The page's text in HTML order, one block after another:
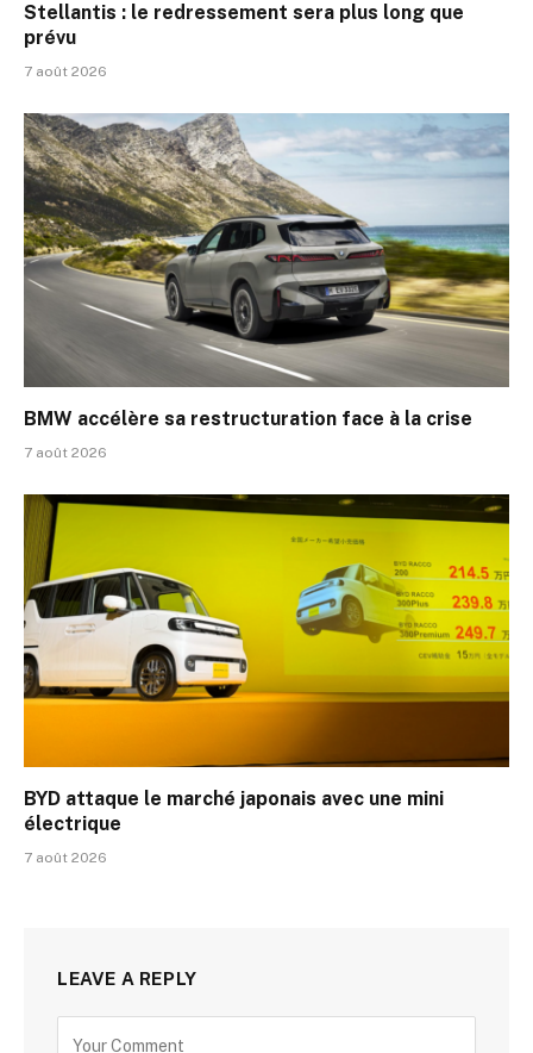
Stellantis : le redressement sera plus long que
prévu
7 août 2026
BMW accélère sa restructuration face à la crise
7 août 2026
BYD attaque le marché japonais avec une mini
électrique
7 août 2026
LEAVE A REPLY